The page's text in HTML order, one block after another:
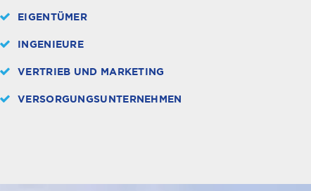
EIGENTÜMER
INGENIEURE
VERTRIEB UND MARKETING
VERSORGUNGSUNTERNEHMEN